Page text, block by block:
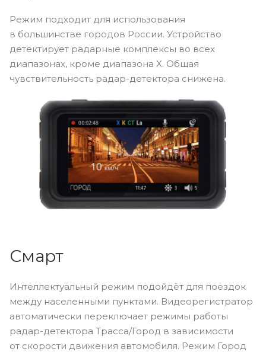
Режим подходит для использования
в большинстве городов России. Устройство
детектирует радарные комплексы во всех
диапазонах, кроме диапазона X. Общая
чувствительность радар-детектора снижена.
Смарт
Интеллектуальный режим подойдёт для поездок
между населенными пунктами. Видеорегистратор
автоматически переключает режимы работы
радар-детектора Трасса/Город в зависимости
от скорости движения автомобиля. Режим Город